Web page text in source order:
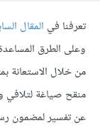
تعرفنا في المقال
وعلى الطرق
من خلال الاستعانة
منقح صياغة لتلافي
عن تفسير لمضمون